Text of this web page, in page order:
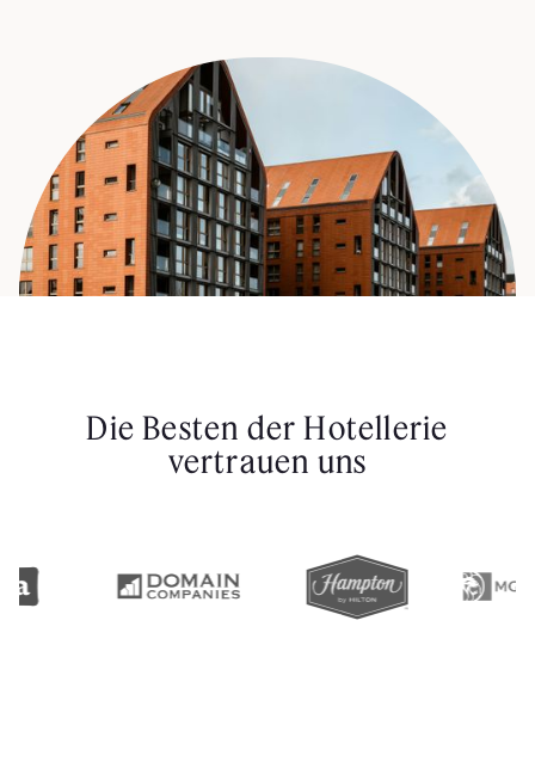
Die Besten der Hotellerie
vertrauen uns